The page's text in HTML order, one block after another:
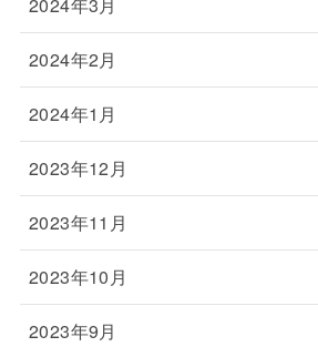
2024年2月
2024年1月
2023年12月
2023年11月
2023年10月
2023年9月